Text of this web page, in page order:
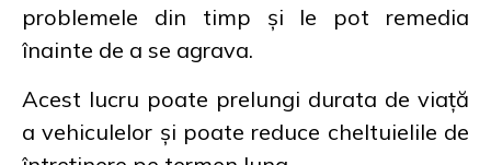
problemele din timp și le pot remedia
înainte de a se agrava.
Acest lucru poate prelungi durata de viață
a vehiculelor și poate reduce cheltuielile de